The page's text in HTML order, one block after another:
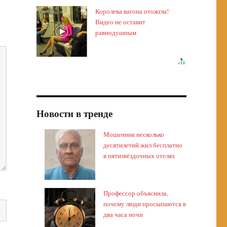
i
Королева вагона отожгла!
Видео не оставит
равнодушным
Новости в тренде
Мошенник несколько
десятилетий жил бесплатно
в пятизвёздочных отелях
Профессор объяснила,
почему люди просыпаются в
два часа ночи